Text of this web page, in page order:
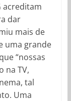
acreditam
dar
mais de
uma grande
“nossas
na TV,
tal
Uma